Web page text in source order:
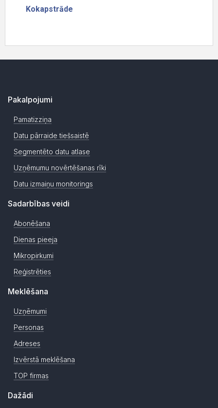
Pakalpojumi
Pamatizziņa
Datu pārraide tiešsaistē
Segmentēto datu atlase
Uzņēmumu novērtēšanas rīki
Datu izmaiņu monitorings
Sadarbības veidi
Abonēšana
Dienas pieeja
Mikropirkumi
Reģistrēties
Meklēšana
Uzņēmumi
Personas
Adreses
Izvērstā meklēšana
TOP firmas
Dažādi